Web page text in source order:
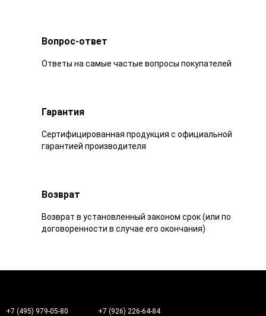
Вопрос-ответ
Ответы на самые частые вопросы покупателей
Гарантия
Сертифицированная продукция с официальной
гарантией производителя
Возврат
Возврат в установленный законом срок (или по
договоренности в случае его окончания)
+7 (495) 979-05-80 +7 (926) 226-64-84